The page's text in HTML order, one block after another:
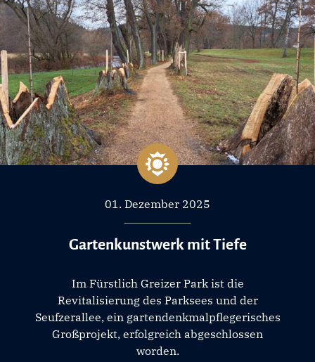
01. Dezember 2025
Gartenkunstwerk mit Tiefe
Im Fürstlich Greizer Park ist die
Revitalisierung des Parksees und der
Seufzerallee, ein gartendenkmalpflegerisches
Großprojekt, erfolgreich abgeschlossen
worden.